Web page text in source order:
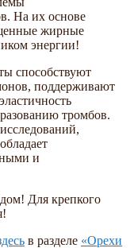
На их основе
жирные
энергии!
способствуют
поддерживают
тромбов.
и
Для крепкого
в разделе «Орехи